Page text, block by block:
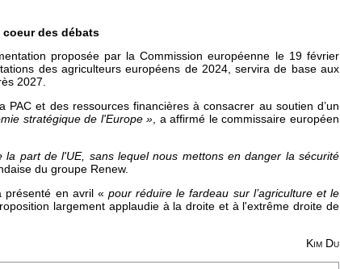
coeur des débats
proposée par la Commission européenne le 19 février
des agriculteurs européens de 2024, servira de base aux
2027.
et des ressources financières à consacrer au soutien d’un
stratégique de l'Europe », a affirmé le commissaire européen
part de l'UE, sans lequel nous mettons en danger la sécurité
du groupe Renew.
présenté en avril « pour réduire le fardeau sur l’agriculture et le
largement applaudie à la droite et à l'extrême droite de
Kim Du